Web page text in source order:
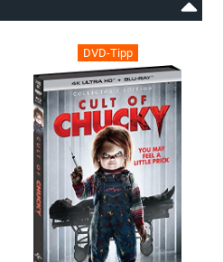
DVD-Tipp